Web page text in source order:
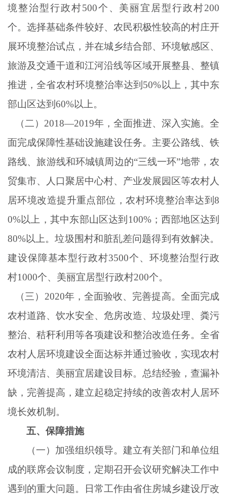
境整治型行政村500个、美丽宜居型行政村200
个。选择基础条件较好、农民积极性较高的村庄开
展环境整治试点，并在城乡结合部、环境敏感区、
旅游及交通干道和江河沿线等区域开展整县、整镇
推进，全省农村环境整治率达到50%以上，其中东
部山区达到60%以上。
（二） 2018—2019年，全面推进、深入实施。全
面完成保障性基础设施建设任务。主要公路线、铁
路线、旅游线和环城镇周边的“三线一环”地带，农
贸集市、人口聚居中心村、产业发展园区等农村人
居环境改造提升重点部位，农村环境整治率达到8
0%以上，其中东部山区达到100%；西部地区达到
80%以上。垃圾围村和脏乱差问题得到有效解决。
建设保障基本型行政村3500个、环境整治型行政
村1000个、美丽宜居型行政村200个。
（三） 2020年，全面验收、完善提高。全面完成
农村道路、饮水安全、危房改造、垃圾处理、粪污
整治、秸秆利用等各项建设和整治改造任务。全省
农村人居环境建设全面达标并通过验收，实现农村
环境清洁、美丽宜居建设目标。总结经验，查漏补
缺，完善提高，建立起稳定持续的改善农村人居环
境长效机制。
五、保障措施
（一）加强组织领导。建立有关部门和单位组
成的联席会议制度，定期召开会议研究解决工作中
遇到的重大问题。日常工作由省住房城乡建设厅改